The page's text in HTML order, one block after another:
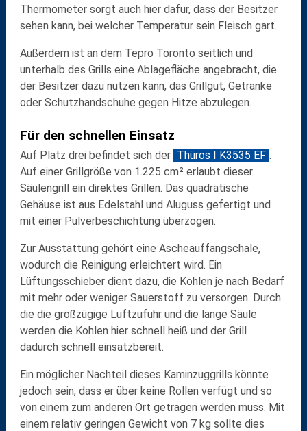
Thermometersorgt auch hier dafür, dass der Besitzer
sehen kann, bei welcher Temperatur sein Fleisch gart.
Außerdem ist an dem Tepro Toronto seitlich und
unterhalb des Grills eine Ablagefläche angebracht, die
der Besitzer dazu nutzen kann, das Grillgut, Getränke
oder Schutzhandschuhe gegen Hitze abzulegen.
Für den schnellen Einsatz
Auf Platz dreibefindet sich der Thüros I K3535 EF .
Auf einer Grillgröße von 1.225 cm² erlaubt dieser
Säulengrill ein direktes Grillen. Das quadratische
Gehäuse ist aus Edelstahl und Aluguss gefertigt und
mit einer Pulverbeschichtung überzogen.
Zur Ausstattung gehört eine Ascheauffangschale,
wodurch die Reinigung erleichtert wird. Ein
Lüftungsschieberdient dazu, die Kohlen je nach Bedarf
mit mehr oder weniger Sauerstoff zu versorgen. Durch
die die großzügige Luftzufuhr und die lange Säule
werden die Kohlen hier schnell heiß und der Grill
dadurch schnell einsatzbereit.
Ein möglicher Nachteil dieses Kaminzuggrills könnte
jedoch sein, dass er über keine Rollen verfügt und so
von einem zum anderen Ort getragen werden muss. Mit
einem relativ geringen Gewicht von 7 kg sollte dies